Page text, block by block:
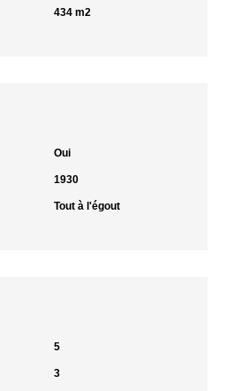
434 m2
Oui
1930
Tout à l'égout
5
3